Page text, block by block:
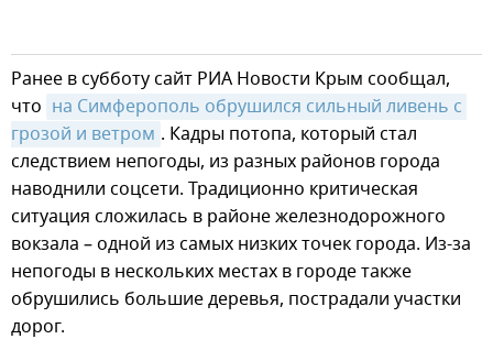
Ранее в субботу сайт РИА Новости Крым сообщал,
что на Симферополь обрушился сильный ливень с
грозой и ветром . Кадры потопа, который стал
следствием непогоды, из разных районов города
наводнили соцсети. Традиционно критическая
ситуация сложилась в районе железнодорожного
вокзала – одной из самых низких точек города. Из-за
непогоды в нескольких местах в городе также
обрушились большие деревья, пострадали участки
дорог.